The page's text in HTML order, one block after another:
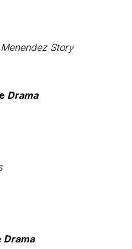
Story
Drama
Drama